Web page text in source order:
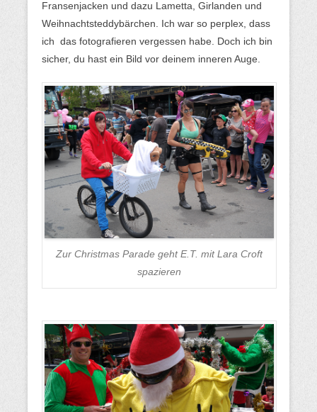
Fransenjacken und dazu Lametta, Girlanden und
Weihnachtsteddybärchen. Ich war so perplex, dass
ich das fotografieren vergessen habe. Doch ich bin
sicher, du hast ein Bild vor deinem inneren Auge.
Zur Christmas Parade geht E.T. mit Lara Croft
spazieren